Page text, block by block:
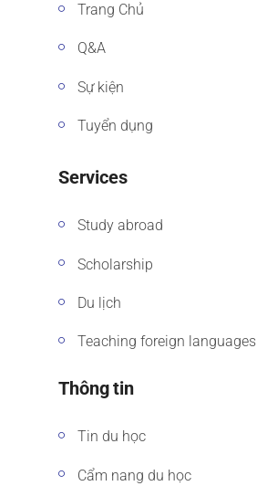
Trang Chủ
Q&A
Sự kiện
Tuyển dụng
Services
Study abroad
Scholarship
Du lịch
Teaching foreign languages
Thông tin
Tin du học
Cẩm nang du học